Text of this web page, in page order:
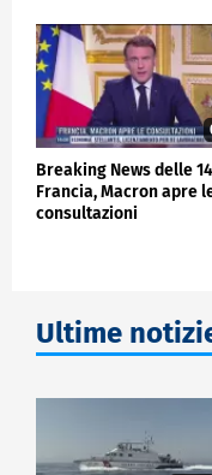
insieme un nuovo
aggiunto.
La visita a
Emmanuel Macron
rafforzamento
ha detto Ahmad al
ESTERI
Breaking News delle
Francia, Macron apre
consultazioni
Ultime